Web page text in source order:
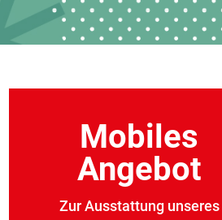
Mobiles
Angebot
Zur Ausstattung unseres